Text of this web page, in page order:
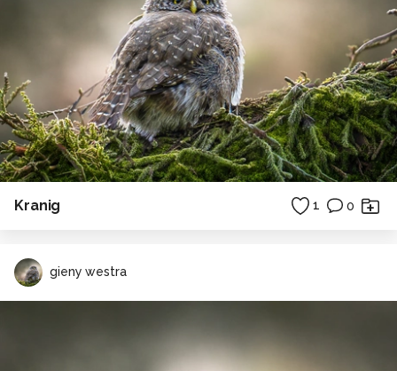
Kranig 1 0
gieny westra